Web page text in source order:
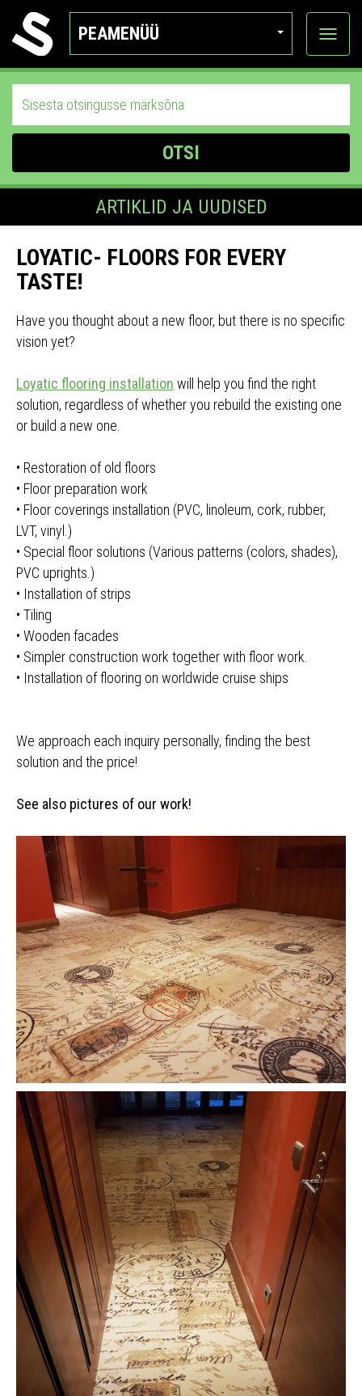
PEAMENÜÜ
Ava
OTSI
ARTIKLID JA UUDISED
LOYATIC- FLOORS FOR EVERY
TASTE!
Have you thought about a new floor, but there is no specific
vision yet?
Loyatic flooring installation will help you find the right
solution, regardless of whether you rebuild the existing one
or build a new one.
• Restoration of old floors
• Floor preparation work
• Floor coverings installation (PVC, linoleum, cork, rubber,
LVT, vinyl.)
• Special floor solutions (Various patterns (colors, shades),
PVC uprights.)
• Installation of strips
• Tiling
• Wooden facades
• Simpler construction work together with floor work.
• Installation of flooring on worldwide cruise ships
We approach each inquiry personally, finding the best
solution and the price!
See also pictures of our work!